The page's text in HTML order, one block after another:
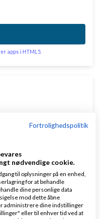
apps i HTML5.
kl. 11:38
Fortrolighedspolitik
nødvendige cookie.
til oplysninger på en enhed,
for at behandle
dine personlige data
mod dette åbne
administrere dine indstillinger
eller til enhver tid ved at